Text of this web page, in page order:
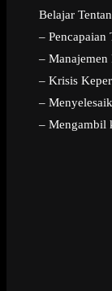
Belajar
– Pencapaian
–
– Krisis
–
– Mengambil